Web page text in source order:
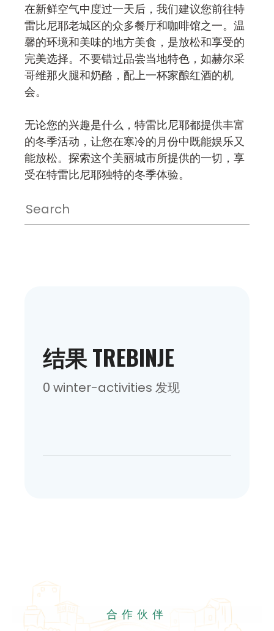
在新鲜空气中度过一天后，我们建议您前往特
雷比尼耶老城区的众多餐厅和咖啡馆之一。温
馨的环境和美味的地方美食，是放松和享受的
完美选择。不要错过品尝当地特色，如赫尔采
哥维那火腿和奶酪，配上一杯家酿红酒的机
会。
无论您的兴趣是什么，特雷比尼耶都提供丰富
的冬季活动，让您在寒冷的月份中既能娱乐又
能放松。探索这个美丽城市所提供的一切，享
受在特雷比尼耶独特的冬季体验。
结果 TREBINJE
0 winter-activities 发现
合作伙伴